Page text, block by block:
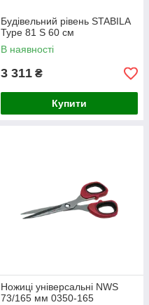
Будівельний рівень STABILA
Type 81 S 60 см
В наявності
3 311 ₴
Купити
Ножиці універсальні NWS
73/165 мм 0350-165